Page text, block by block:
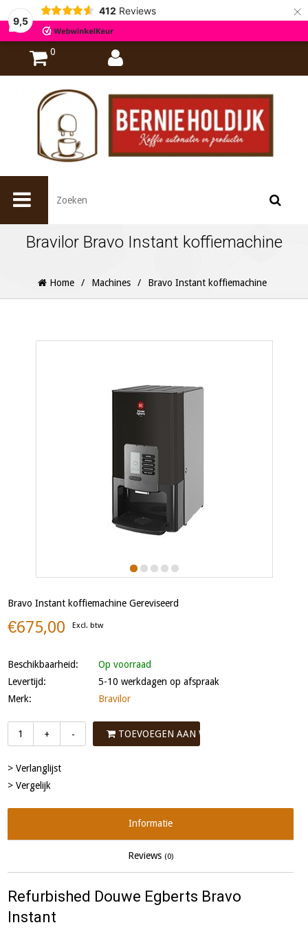
9,5
412 Reviews ×
0
Bravilor Bravo Instant koffiemachine
Home / Machines / Bravo Instant koffiemachine
Bravo Instant koffiemachine Gereviseerd
€675,00 Excl. btw
Beschikbaarheid:
Op voorraad
Levertijd:
5-10 werkdagen op afspraak
Merk:
Bravilor
+ - TOEVOEGEN AAN WINKELWAGEN
> Verlanglijst
> Vergelijk
Informatie
Reviews (0)
Refurbished Douwe Egberts Bravo
Instant